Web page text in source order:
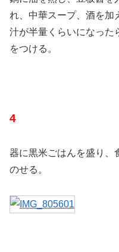
れ、中華スープ、酒を加
汁が半量くらいになった
をつける。
4
器に黒米ごはんを盛り、
のせる。